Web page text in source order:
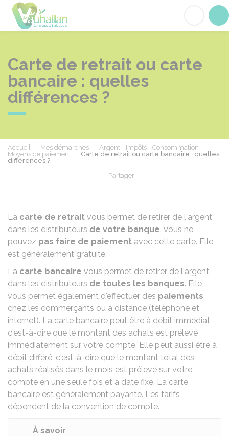
Carte de retrait ou carte
bancaire : quelles
différences ?
Accueil Mes démarches
Argent - Impôts - Consommation
Moyens de paiement
Carte de retrait ou carte bancaire : quelles
différences ?
Partager
La carte de retrait vous permet de retirer de l'argent
dans les distributeurs de votre banque. Vous ne
pouvez pas faire de paiement avec cette carte. Elle
est généralement gratuite.
La carte bancaire vous permet de retirer de l'argent
dans les distributeurs de toutes les banques. Elle
vous permet également d'effectuer des paiements
chez les commerçants ou à distance (téléphone et
internet). La carte bancaire peut être à débit immédiat,
c'est-à-dire que le montant des achats est prélevé
immédiatement sur votre compte. Elle peut aussi être à
débit différé, c'est-à-dire que le montant total des
achats réalisés dans le mois est prélevé sur votre
compte en une seule fois et à date fixe. La carte
bancaire est généralement payante. Les tarifs
dépendent de la convention de compte.
À savoir